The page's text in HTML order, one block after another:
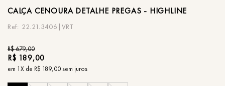
CALÇA CENOURA DETALHE PREGAS - HIGHLINE
22.21.3406|VRT
R$679,00
R$ 189,00
em 1X de R$ 189,00sem juros